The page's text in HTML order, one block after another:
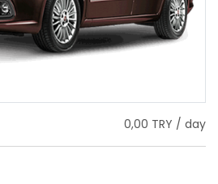
0,00 TRY / day